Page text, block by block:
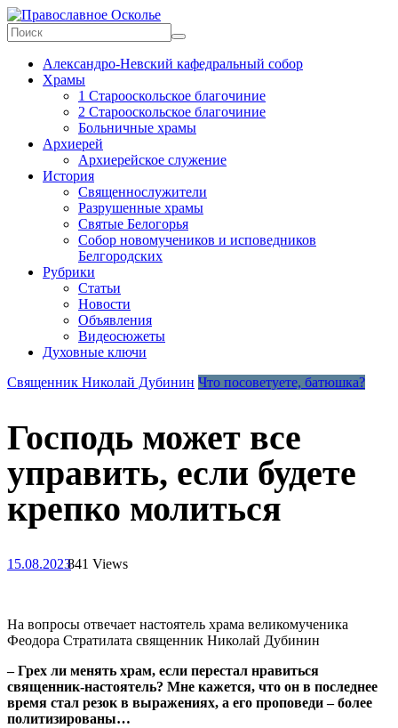
Skip
to
content
Православное
Осколье
Информационный
митрополичий
Александро-Невский кафедральный собор
Храмы
1 Старооскольское благочиние
2 Старооскольское благочиние
Больничные храмы
Архиерей
Архиерейское служение
История
Священнослужители
Разрушенные храмы
Святые Белогорья
Собор новомучеников и исповедников
Белгородских
Рубрики
Статьи
Новости
Объявления
Видеосюжеты
Духовные ключи
Священник Николай Дубинин Что посоветуете, батюшка?
Господь может все
управить, если будете
крепко молиться
15.08.2023841 Views
На вопросы отвечает настоятель храма великомученика
Феодора Стратилата священник Николай Дубинин
– Грех ли менять храм, если перестал нравиться
священник-настоятель? Мне кажется, что он в последнее
время стал резок в выражениях, а его проповеди – более
политизированы…